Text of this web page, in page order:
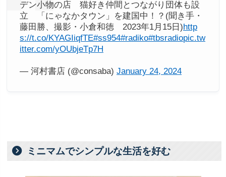
デン小物の店 猫好き仲間とつながり団体も設
立 「にゃなかタウン」を建国中！？(聞き手・
藤田勝、撮影・小倉和徳 2023年1月15日)http
s://t.co/KYAGIiqfTE#ss954#radiko#tbsradiopic.tw
itter.com/yOUbjeTp7H
— 河村書店 (@consaba) January 24, 2024
ミニマムでシンプルな生活を好む